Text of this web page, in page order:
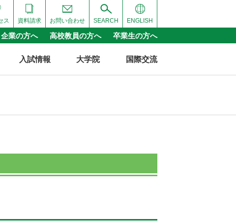
ENGLISH
SEARCH
お問い合わせ
資料請求
ス
業の方へ 高校教員の方へ 卒業生の方へ
入試情報 大学院 国際交流